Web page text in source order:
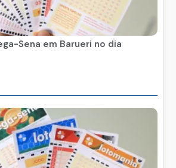
Sena em Barueri no dia